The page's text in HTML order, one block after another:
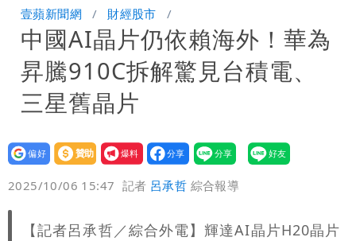
公布收入比拍戲賺更多
白海豚不放假「跟巴威差別在這裡」 蔣
萬安：這很清楚標準一致
白海豚颱風掰了！23:30氣象署解除海上
颱風警報
壹蘋新聞網 財經股市
中國AI晶片仍依賴海外！華為
昇騰910C拆解驚見台積電、
三星舊晶片
設為
贊助
我要
爆料
2025/10/06 15:47 記者 呂承哲 綜合報導
【記者呂承哲／綜合外電】輝達AI晶片H20晶片